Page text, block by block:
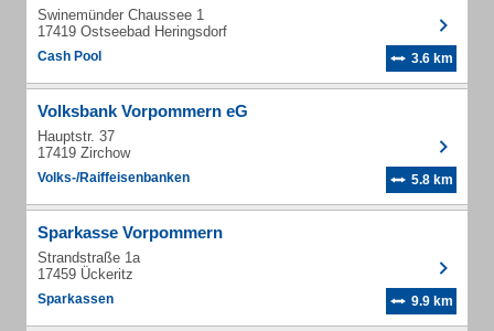
Swinemünder Chaussee 1
17419 Ostseebad Heringsdorf
Cash Pool 3.6 km
Volksbank Vorpommern eG
Hauptstr. 37
17419 Zirchow
Volks-/Raiffeisenbanken 5.8 km
Sparkasse Vorpommern
Strandstraße 1a
17459 Ückeritz
Sparkassen 9.9 km